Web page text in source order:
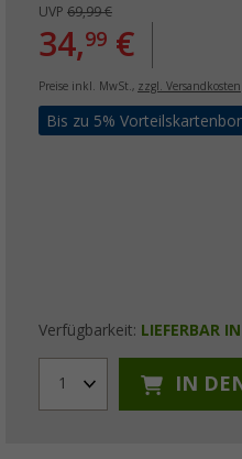
UVP 69,99 €
34,99 €
Preise inkl. MwSt., zzgl. Versandkosten
Bis zu 5%
Verfügbarkeit: LIEFERBAR
1 IN